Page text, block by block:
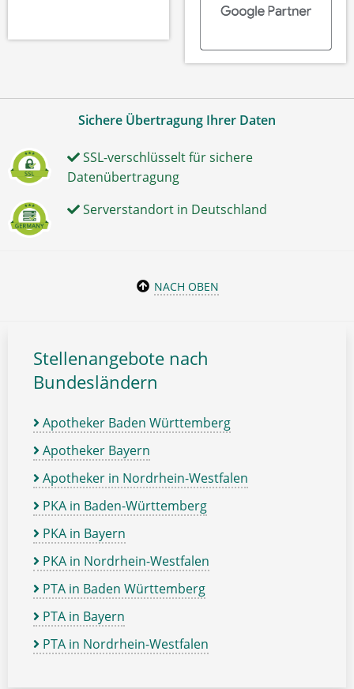
Sichere Übertragung Ihrer Daten
SSL-verschlüsselt für sichere
Datenübertragung
Serverstandort in Deutschland
NACH OBEN
Stellenangebote nach
Bundesländern
Apotheker Baden Württemberg
Apotheker Bayern
Apotheker in Nordrhein-Westfalen
PKA in Baden-Württemberg
PKA in Bayern
PKA in Nordrhein-Westfalen
PTA in Baden Württemberg
PTA in Bayern
PTA in Nordrhein-Westfalen